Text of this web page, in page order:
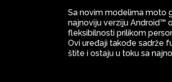
Sa novim modelima moto
najnoviju verziju Android™
fleksibilnosti prilikom
Ovi uređaji takođe sadrže
štite i ostaju u toku sa